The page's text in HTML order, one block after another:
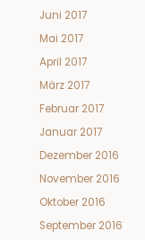
Juni 2017
Mai 2017
April 2017
März 2017
Februar 2017
Januar 2017
Dezember 2016
November 2016
Oktober 2016
September 2016